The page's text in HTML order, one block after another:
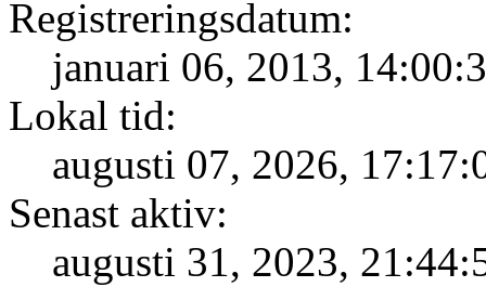
Registreringsdatum:
januari 06, 2013,
Lokal tid:
augusti 07, 2026,
Senast aktiv:
augusti 31, 2023,